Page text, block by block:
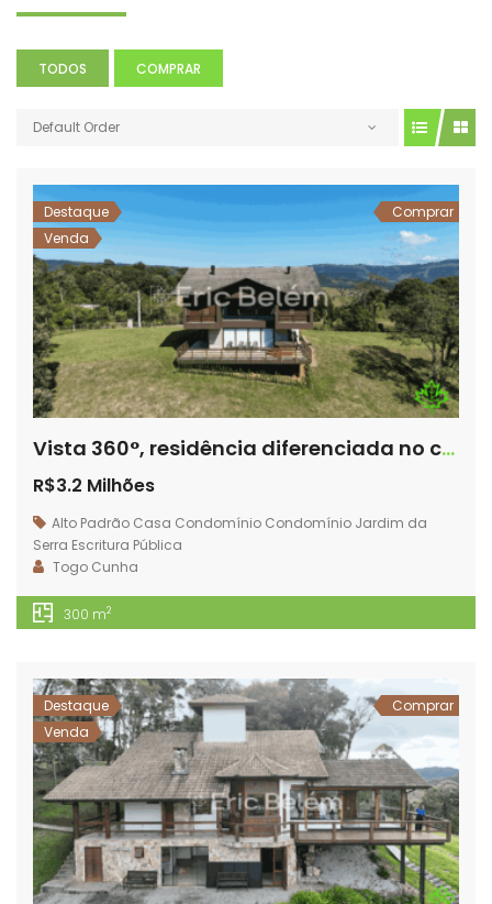
TODOS COMPRAR
Default Order
Destaque
Venda
Comprar
Vista 360°, residência diferenciada no condomínio Jardim da Serra. – Rancho Queimado – SC – JS04
R$3.2 Milhões
Alto Padrão Casa Condomínio Condomínio Jardim da
Serra Escritura Pública
Togo Cunha
300 m2
Destaque
Venda
Comprar